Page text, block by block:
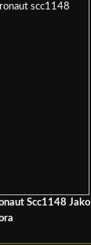
Scc1148 Jako